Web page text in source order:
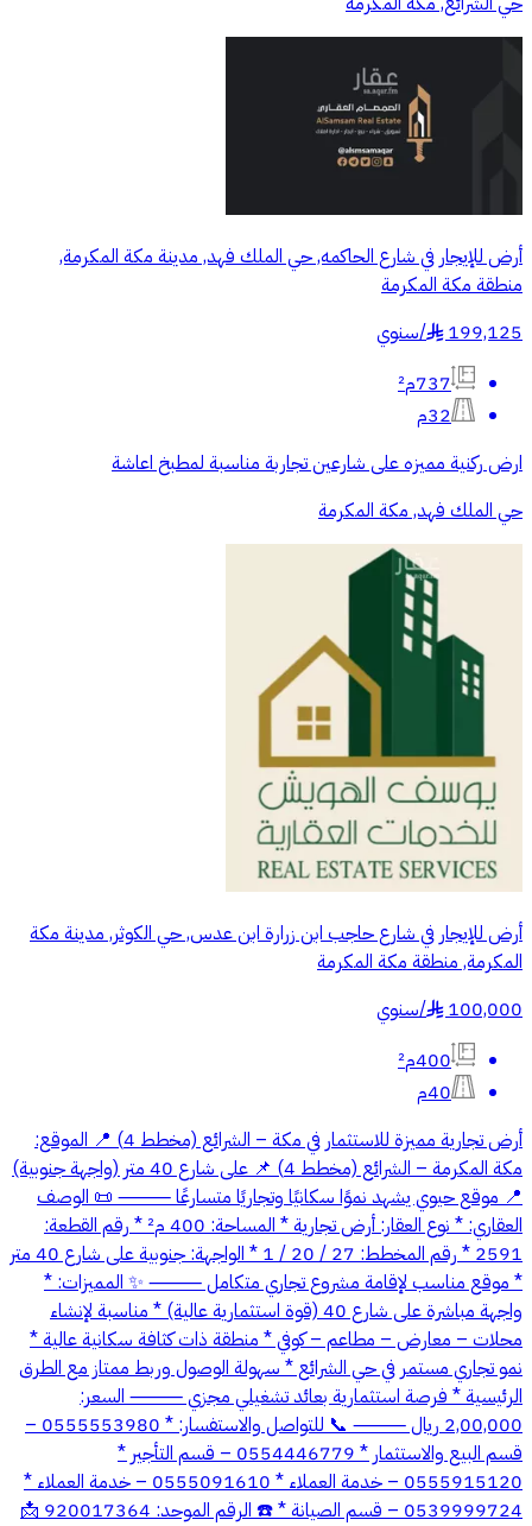
أرض للإيجار في شارع الحاكمه, حي الملك فهد, مدينة مكة المكرمة,
منطقة مكة المكرمة
199,125
§
/سنوي
737م²
32م
ارض ركنية مميزه على شارعين تجاربة مناسبة لمطبخ اعاشة
حي الملك فهد, مكة المكرمة
أرض للإيجار في شارع حاجب ابن زرارة ابن عدس, حي الكوثر, مدينة مكة
المكرمة, منطقة مكة المكرمة
100,000
§
/سنوي
400م²
40م
أرض تجارية مميزة للاستثمار في مكة – الشرائع (مخطط 4) 📍 الموقع:
مكة المكرمة – الشرائع (مخطط 4) 📌 على شارع 40 متر (واجهة جنوبية)
📍 موقع حيوي يشهد نموًا سكانيًا وتجاريًا متسارعًا ⸻ 📜 الوصف
العقاري: * نوع العقار: أرض تجارية * المساحة: 400 م² * رقم القطعة:
2591 * رقم المخطط: 27 / 20 / 1 * الواجهة: جنوبية على شارع 40 متر
* موقع مناسب لإقامة مشروع تجاري متكامل ⸻ ✨ المميزات: *
واجهة مباشرة على شارع 40 (قوة استثمارية عالية) * مناسبة لإنشاء
محلات – معارض – مطاعم – كوفي * منطقة ذات كثافة سكانية عالية *
نمو تجاري مستمر في حي الشرائع * سهولة الوصول وربط ممتاز مع الطرق
الرئيسية * فرصة استثمارية بعائد تشغيلي مجزي ⸻ السعر:
2,00,000 ريال ⸻ 📞 للتواصل والاستفسار: * 0555553980 –
قسم البيع والاستثمار * 0554446779 – قسم التأجير *
0555915120 – خدمة العملاء * 0555091610 – خدمة العملاء *
0539999724 – قسم الصيانة * ☎️ الرقم الموحد: 920017364 📩